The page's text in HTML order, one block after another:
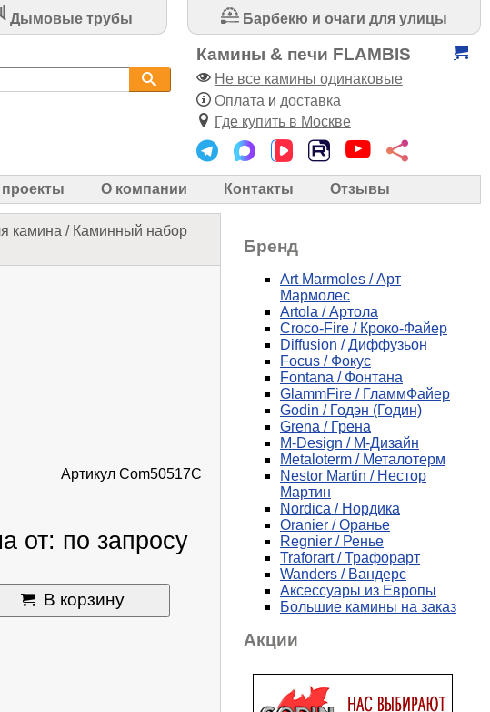
Дымовые трубы Барбекю и очаги для улицы
Камины & печи FLAMBIS
Не все камины одинаковые
Оплата и доставка
Где купить в Москве
О компании Контакты Отзывы
камина / Каминный набор
Артикул Com50517C
от: по запросу
В корзину
Бренд
Art Marmoles / Арт
Мармолес
Artola / Артола
Croco-Fire / Кроко-Файер
Diffusion / Диффузьон
Focus / Фокус
Fontana / Фонтана
GlammFire / ГламмФайер
Godin / Годэн (Годин)
Grena / Грена
M-Design / М-Дизайн
Metaloterm / Металотерм
Nestor Martin / Нестор
Мартин
Nordica / Нордика
Oranier / Оранье
Regnier / Ренье
Traforart / Трафорарт
Wanders / Вандерс
Аксессуары из Европы
Большие камины на заказ
Акции